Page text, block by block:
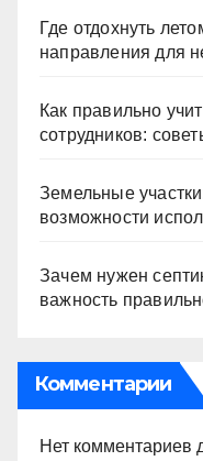
Где отдохнуть
направления для
Как правильно
сотрудников:
Земельные
возможности
Зачем нужен
важность
Комментарии
Нет комментариев